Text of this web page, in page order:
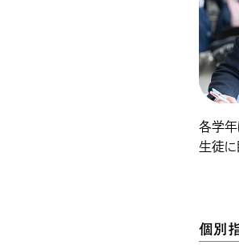
各学年
生徒に
個別